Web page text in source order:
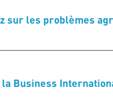
sur les problèmes
Business